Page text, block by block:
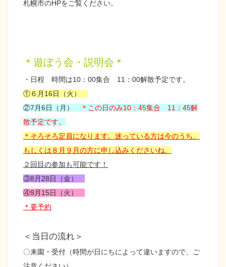
札幌市のHPをご覧ください。
＊遊ぼう会・説明会＊
・日程 時間は10：00集合 11：00解散予定です。
①６月16日（火）
②7月6日（月 ）
＊この日のみ10：45集合 11：45解
散予定です。
＊そろそろ定員になります。 迷っている方は今のうち、
もしくは８月９月の方に申し込みくださいね。
２回目の参加も可能です！
③8月28日（金）
④9月15日（火）
＊要予約
＜当日の流れ＞
〇来園・受付（時間が日にちによって違いますので、ご